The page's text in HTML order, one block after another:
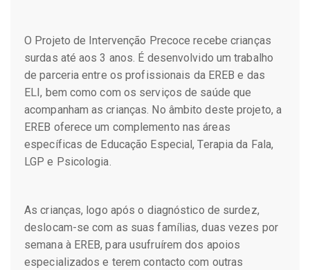
O Projeto de Intervenção Precoce recebe crianças
surdas até aos 3 anos. É desenvolvido um trabalho
de parceria entre os profissionais da EREB e das
ELI, bem como com os serviços de saúde que
acompanham as crianças. No âmbito deste projeto, a
EREB oferece um complemento nas áreas
específicas de Educação Especial, Terapia da Fala,
LGP e Psicologia.
As crianças, logo após o diagnóstico de surdez,
deslocam-se com as suas famílias, duas vezes por
semana à EREB, para usufruírem dos apoios
especializados e terem contacto com outras